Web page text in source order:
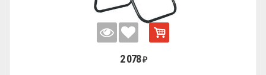
2 078 ₽